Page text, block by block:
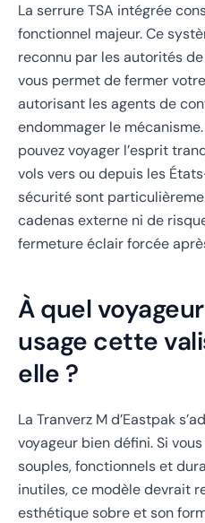
La serrure TSA intégrée
fonctionnel majeur. Ce
reconnu par les autorités
vous permet de fermer
autorisant les agents de
endommager le
pouvez voyager l’esprit
vols vers ou depuis les
sécurité sont
cadenas externe ni de
fermeture éclair forcée
À quel
usage cette
elle ?
La Tranverz M d’Eastpak
voyageur bien défini. Si
souples, fonctionnels et
inutiles, ce modèle devrait
esthétique sobre et son